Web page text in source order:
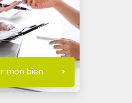
mon bien